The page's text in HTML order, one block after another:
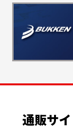
通販サ